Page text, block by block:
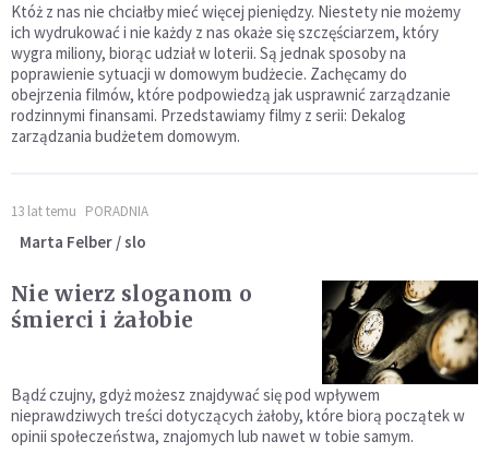
Któż z nas nie chciałby mieć więcej pieniędzy. Niestety nie możemy
ich wydrukować i nie każdy z nas okaże się szczęściarzem, który
wygra miliony, biorąc udział w loterii. Są jednak sposoby na
poprawienie sytuacji w domowym budżecie. Zachęcamy do
obejrzenia filmów, które podpowiedzą jak usprawnić zarządzanie
rodzinnymi finansami. Przedstawiamy filmy z serii: Dekalog
zarządzania budżetem domowym.
13 lat temu PORADNIA
Marta Felber / slo
Nie wierz sloganom o
śmierci i żałobie
Bądź czujny, gdyż możesz znajdywać się pod wpływem
nieprawdziwych treści dotyczących żałoby, które biorą początek w
opinii społeczeństwa, znajomych lub nawet w tobie samym.